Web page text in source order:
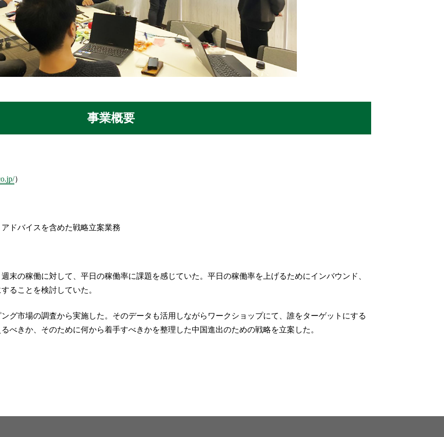
事業概要
）
ドバイスを含めた戦略立案業務
末の稼働に対して、平日の稼働率に課題を感じていた。平日の稼働率を上げるためにインバウンド、
ることを検討していた。
グ市場の調査から実施した。そのデータも活用しながらワークショップにて、誰をターゲットにする
べきか、そのために何から着手すべきかを整理した中国進出のための戦略を立案した。